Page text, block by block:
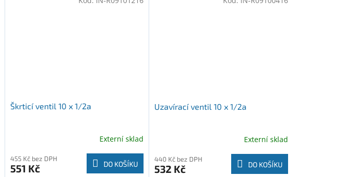
Škrticí ventil 10 x 1/2a
Externí sklad
455 Kč bez DPH
551 Kč DO KOŠÍKU
Uzavírací ventil 10 x 1/2a
Externí sklad
440 Kč bez DPH
532 Kč DO KOŠÍKU